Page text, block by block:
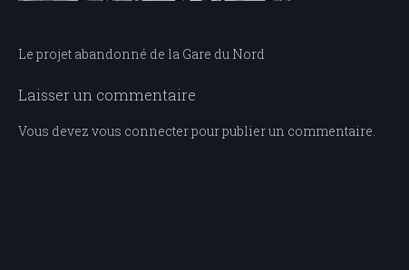
Navigation
de
Le projet abandonné de la Gare du Nord
Laisser un commentaire
Vous devez vous connecterpour publier un commentaire.